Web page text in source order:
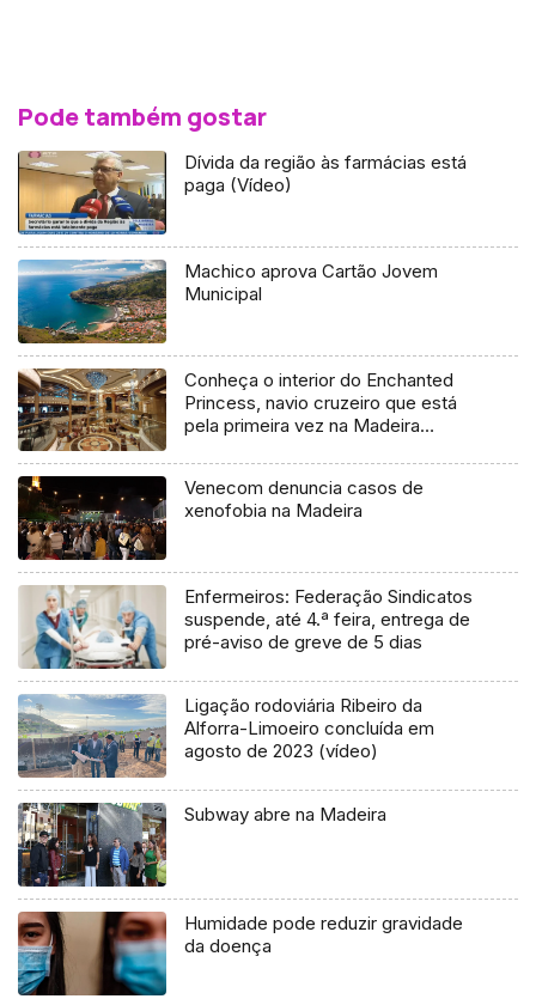
Pode também gostar
Dívida da região às farmácias está
paga (Vídeo)
Machico aprova Cartão Jovem
Municipal
Conheça o interior do Enchanted
Princess, navio cruzeiro que está
pela primeira vez na Madeira
Venecom denuncia casos de
xenofobia na Madeira
Enfermeiros: Federação Sindicatos
suspende, até 4.ª feira, entrega de
pré-aviso de greve de 5 dias
Ligação rodoviária Ribeiro da
Alforra-Limoeiro concluída em
agosto de 2023 (vídeo)
Subway abre na Madeira
Humidade pode reduzir gravidade
da doença